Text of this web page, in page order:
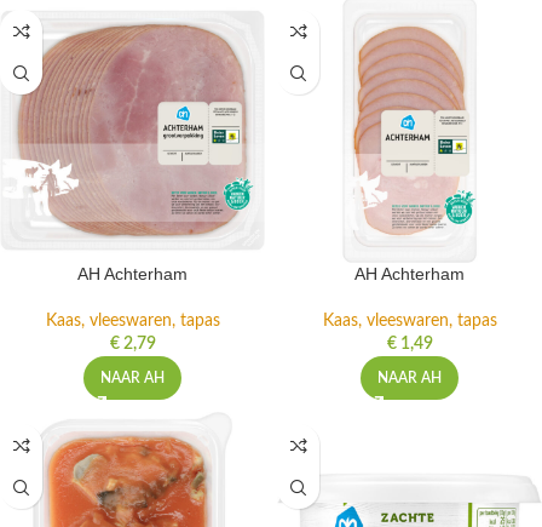
Kaas, vleeswaren, tapas
€ 2,79
NAAR AH
Kaas, vleeswaren, tapas
€ 1,49
NAAR AH